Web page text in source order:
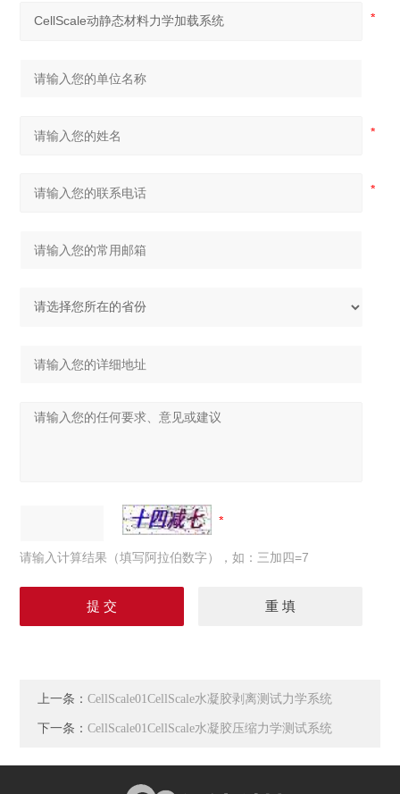
请输入计算结果（填写阿拉伯数字），如：三加四=7
上一条：CellScale01CellScale水凝胶剥离测试力学系统
下一条：CellScale01CellScale水凝胶压缩力学测试系统